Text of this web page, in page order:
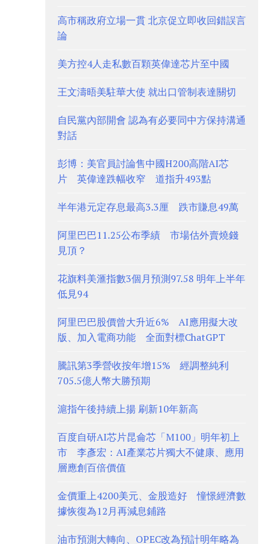
高市稱政府立場一貫 北京促立即收回錯誤言
論
美方控4人走私數百顆英偉達芯片至中國
王文濤晤美駐華大使 就出口管制表達關切
自民黨內部開會 認為有必要同中方保持溝通
對話
彭博：美官員討論售中國H200高階AI芯
片 英偉達跌幅收窄 道指升493點
半年港元定存息最高3.3厘 跌市賺息49萬
阿里巴巴11.25公布季績 市場估外賣燒錢
見頂？
花旗料美滙指數3個月預測97.58 明年上半年
低見94
阿里巴巴股價曾大升近6% AI應用擬大改
版、加入電商功能 全面對標ChatGPT
騰訊第3季營收按年增15% 經調整純利
705.5億人幣大勝預期
滬指午後持續上揚 刷新10年新高
百度自研AI芯片昆侖芯「M100」明年初上
市 李彥宏：AI產業芯片獨大不健康、應用
層應創百倍價值
金價重上4200美元、金股造好 憧憬經濟數
據恢復為12月再減息鋪路
油市預測大轉向、OPEC改為預計明年略為